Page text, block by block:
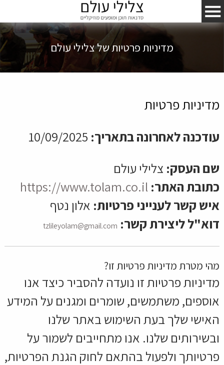
מדיניות פרטיות של צלילי עולם
מדיניות פרטיות
עודכנה לאחרונה בתאריך:
שם העסק: צלילי עולם
כתובת האתר: https://www.tolam.co.il
איש קשר לענייני פרטיות: אלון נטף
דוא"ל ליצירת קשר: tzlileyolam@gmail.com
מהי מטרת מדיניות פרטיות זו?
מדיניות פרטיות זו נועדה להסביר כיצד אנו
אוספים, משתמשים, שומרים ומגנים על המידע
האישי שלך בעת השימוש באתר שלנו
ובשירותים שלנו. אנו מתחייבים לשמור על
פרטיותך ולפעול בהתאם לחוק הגנת הפרטיות,